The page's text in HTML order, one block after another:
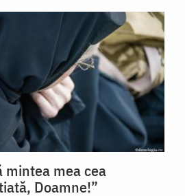
mintea mea cea
Doamne!”